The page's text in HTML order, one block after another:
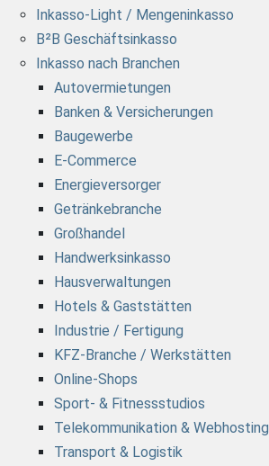
Inkasso-Light / Mengeninkasso
B²B Geschäftsinkasso
Inkasso nach Branchen
Autovermietungen
Banken & Versicherungen
Baugewerbe
E-Commerce
Energieversorger
Getränkebranche
Großhandel
Handwerksinkasso
Hausverwaltungen
Hotels & Gaststätten
Industrie / Fertigung
KFZ-Branche / Werkstätten
Online-Shops
Sport- & Fitnessstudios
Telekommunikation & Webhosting
Transport & Logistik